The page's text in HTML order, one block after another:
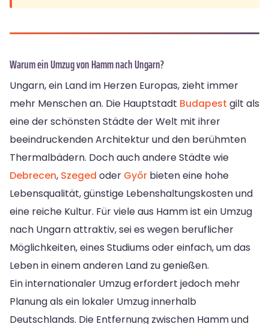
Warum ein Umzug von Hamm nach Ungarn?
Ungarn, ein Land im Herzen Europas, zieht immer
mehr Menschen an. Die Hauptstadt Budapest gilt als
eine der schönsten Städte der Welt mit ihrer
beeindruckenden Architektur und den berühmten
Thermalbädern. Doch auch andere Städte wie
Debrecen, Szeged oder Győr bieten eine hohe
Lebensqualität, günstige Lebenshaltungskosten und
eine reiche Kultur. Für viele aus Hamm ist ein Umzug
nach Ungarn attraktiv, sei es wegen beruflicher
Möglichkeiten, eines Studiums oder einfach, um das
Leben in einem anderen Land zu genießen.
Ein internationaler Umzug erfordert jedoch mehr
Planung als ein lokaler Umzug innerhalb
Deutschlands. Die Entfernung zwischen Hamm und